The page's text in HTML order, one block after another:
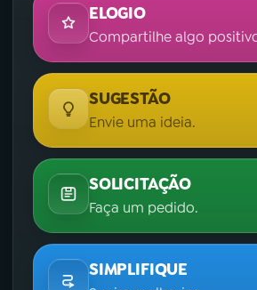
ELOGIO
Compartilhe algo
SUGESTÃO
Envie uma ideia.
SOLICITAÇÃO
Faça um pedido.
SIMPLIFIQUE